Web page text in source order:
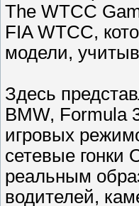
The WTCC
FIA WTCC,
модели,
Здесь
BMW, Formula
игровых
сетевые гонки
реальным
водителей,